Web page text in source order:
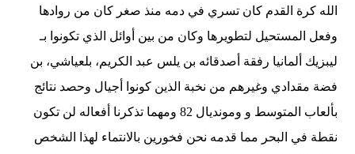
الله كرة القدم كان تسري في دمه منذ صغر كان من روادها
وفعل المستحيل لتطويرها وكان من بين أوائل الذي تكونوا بـ
ليبزيك ألمانيا رفقة أصدقائه بن يلس عبد الكريم، بلعياشي، بن
فضة مقدادي وغيرهم من نخبة الذين كونوا أجيال وحصد نتائج
بألعاب المتوسط و ومونديال 82 ومهما تذكرنا أفعاله لن تكون
نقطة في البحر مما قدمه نحن فخورين بالانتماء لهذا الشخص